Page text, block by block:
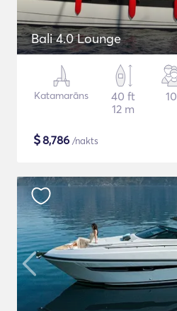
Bali 4.0 Lounge
Katamarāns
40 ft
12 m
10
$8,786 /nakts